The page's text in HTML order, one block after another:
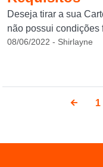
Deseja tirar a sua
não possui condições
08/06/2022 - Shirlayne
1